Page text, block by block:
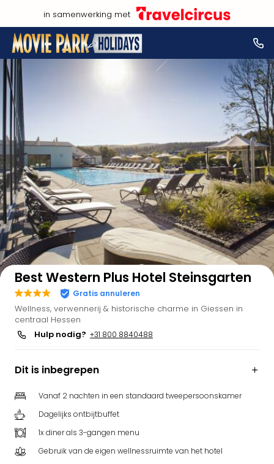
in samenwerking met
Bekijk op kaart
Best Western Plus Hotel Steinsgarten
Gratis annuleren
Wellness, verwennerij & historische charme in Giessen in
centraal Hessen
Hulp nodig? +31 800 8840488
Dit is inbegrepen
Vanaf 2 nachten in een standaard tweepersoonskamer
Dagelijks ontbijtbuffet
1x diner als 3-gangen menu
Gebruik van de eigen wellnessruimte van het hotel